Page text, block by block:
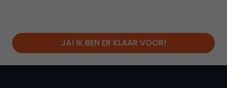
JA! IK BEN ER KLAAR VOOR!